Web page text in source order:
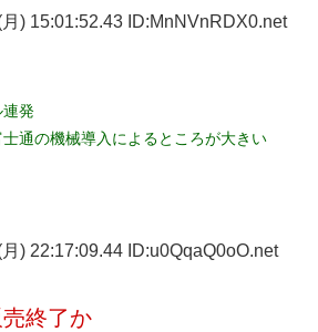
月) 15:01:52.43 ID:MnNVnRDX0.net
発
士通の機械導入によるところが大きい
月) 22:17:09.44 ID:u0QqaQ0oO.net
終了か